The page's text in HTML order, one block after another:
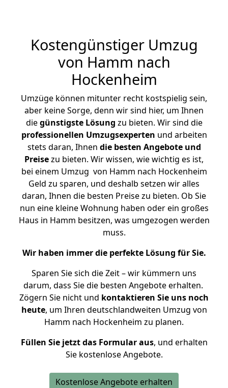
Kostengünstiger Umzug
von Hamm nach
Hockenheim
Umzüge können mitunter recht kostspielig sein,
aber keine Sorge, denn wir sind hier, um Ihnen
diegünstigste Lösung zu bieten. Wir sind die
professionellen Umzugsexperten und arbeiten
stets daran, Ihnen die besten Angebote und
Preisezu bieten. Wir wissen, wie wichtig es ist,
bei einem Umzug von Hamm nach Hockenheim
Geld zu sparen, und deshalb setzen wir alles
daran, Ihnen die besten Preise zu bieten. Ob Sie
nun eine kleine Wohnung haben oder ein großes
Haus in Hamm besitzen, was umgezogen werden
muss.
Wir haben immer die perfekte Lösung für Sie.
Sparen Sie sich die Zeit – wir kümmern uns
darum, dass Sie die besten Angebote erhalten.
Zögern Sie nicht und kontaktieren Sie uns noch
heute, um Ihren deutschlandweiten Umzug von
Hamm nach Hockenheim zu planen.
Füllen Sie jetzt das Formular aus, und erhalten
Sie kostenlose Angebote.
Kostenlose Angebote erhalten